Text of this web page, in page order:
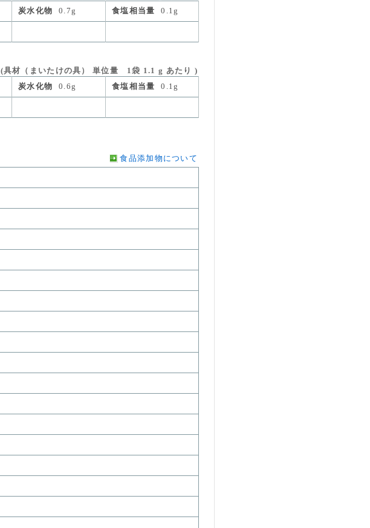
炭水化物 0.7g 食塩相当量 0.1g
(具材（まいたけの具） 単位量 1袋 1.1 g あたり )
炭水化物 0.6g 食塩相当量 0.1g
食品添加物について